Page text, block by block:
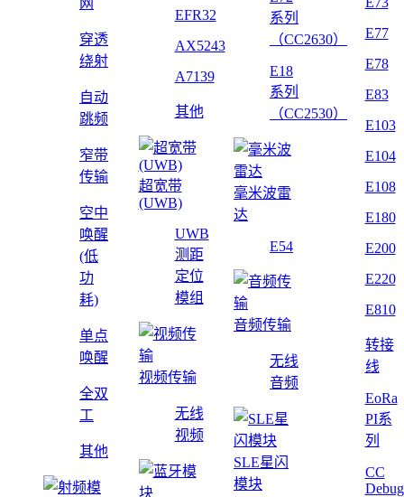
穿透
绕射
自动
跳频
窄带
传输
空中
唤醒
(低
功
耗)
单点
唤醒
全双
工
其他
EFR32
AX5243
A7139
其他
超宽带
(UWB)
UWB
测距
定位
模组
视频传输
无线
视频
系列
（CC2630）
E18
系列
（CC2530）
毫米波雷
达
E54
音频传输
无线
音频
SLE星闪
模块
E77
E78
E83
E103
E104
E108
E180
E200
E220
E810
转接
线
EoRa
PI系
列
CC